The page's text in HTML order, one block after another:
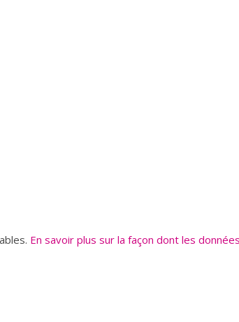
En savoir plus sur la façon dont les